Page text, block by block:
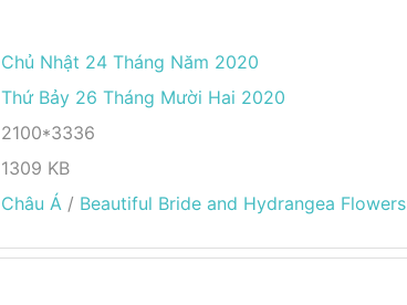
Chủ Nhật 24 Tháng Năm 2020
Thứ Bảy 26 Tháng Mười Hai 2020
2100*3336
1309 KB
Châu Á/ Beautiful Bride and Hydrangea Flowers